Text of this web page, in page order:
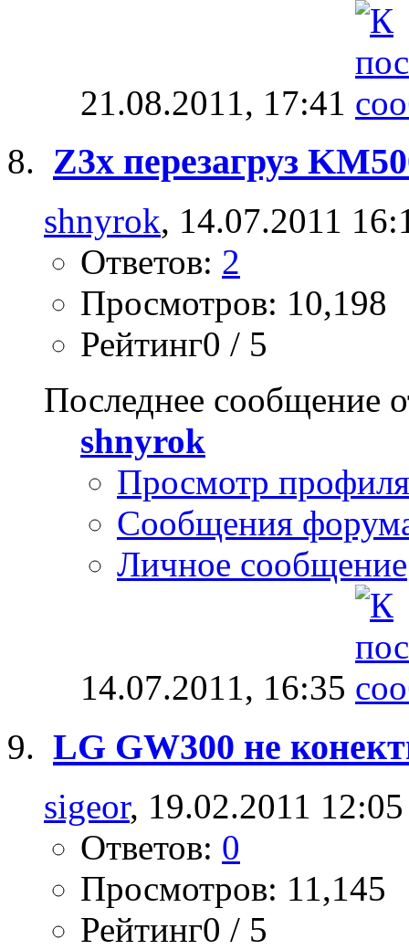
21.08.2011, 17:41
Z3x перезагруз
shnyrok, 14.07.2011
Ответов: 2
Просмотров: 10,198
Рейтинг0 / 5
Последнее сообщение
shnyrok
Просмотр профиля
Сообщения
Личное сообщение
14.07.2011, 16:35
LG GW300 не
sigeor, 19.02.2011 12:05
Ответов: 0
Просмотров: 11,145
Рейтинг0 / 5